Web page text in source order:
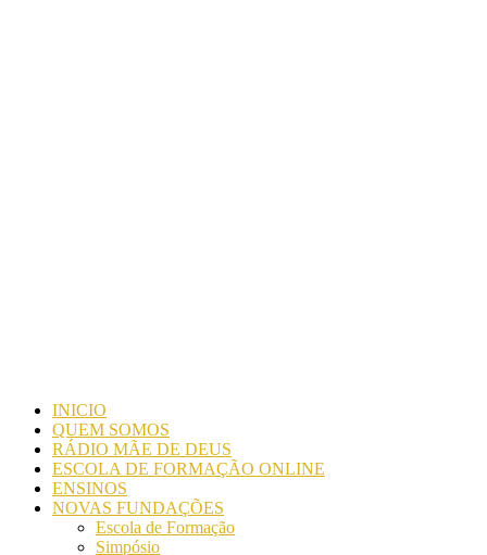
INICIO
QUEM SOMOS
RÁDIO MÃE DE DEUS
ESCOLA DE FORMAÇÃO ONLINE
ENSINOS
NOVAS FUNDAÇÕES
Escola de Formação
Simpósio